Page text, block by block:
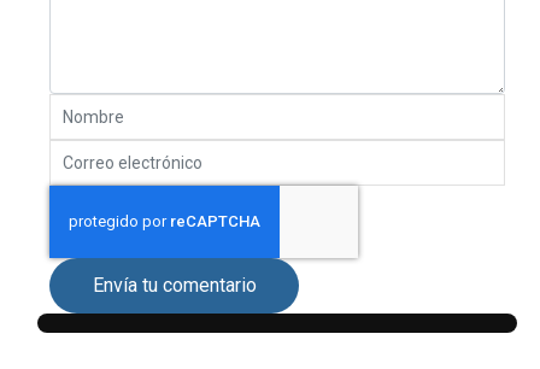
Envía tu comentario